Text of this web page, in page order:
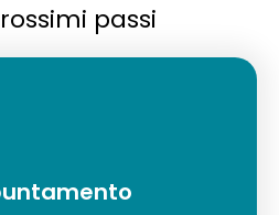
passi